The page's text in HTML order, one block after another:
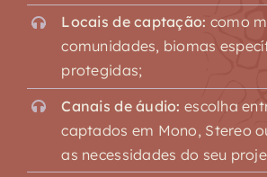
Locais de captação: como
comunidades, biomas
protegidas;
Canais de áudio: escolha
captados em Mono, Stereo
as necessidades do seu